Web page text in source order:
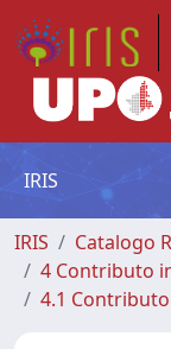
IRIS
IRIS
Catalogo
4 Contributo
4.1